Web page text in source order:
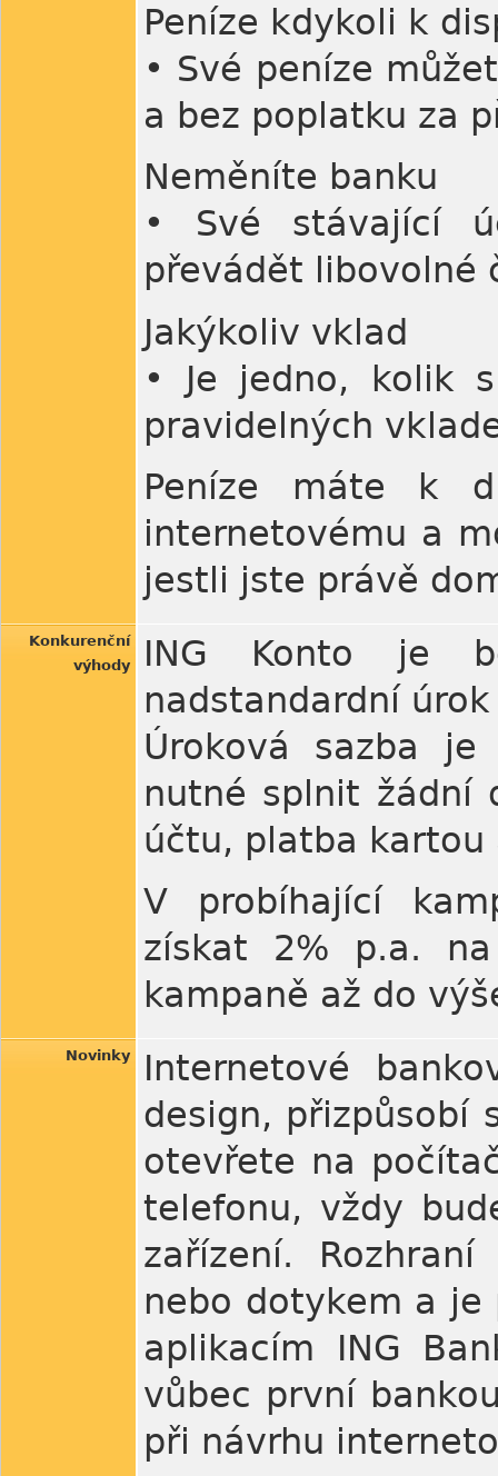
Peníze kdykoli k
• Své peníze
a bez poplatku za
Neměníte banku
• Své stávající
převádět libovolné
Jakýkoliv vklad
• Je jedno, kolik
pravidelných
Peníze máte k
internetovému a
jestli jste právě
Konkurenční
výhody
ING Konto je
nadstandardní
Úroková sazba
nutné splnit žádní
účtu, platba kartou
V probíhající
získat 2% p.a.
kampaně až do
Novinky
Internetové
design, přizpůsobí
otevřete na
telefonu, vždy
zařízení.
nebo dotykem a
aplikacím ING
vůbec první
při návrhu